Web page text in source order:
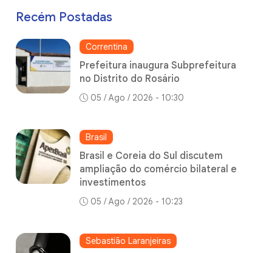
Recém Postadas
Correntina
Prefeitura inaugura Subprefeitura
no Distrito do Rosário
05 / Ago / 2026 - 10:30
Brasil
Brasil e Coreia do Sul discutem
ampliação do comércio bilateral e
investimentos
05 / Ago / 2026 - 10:23
Sebastião Laranjeiras